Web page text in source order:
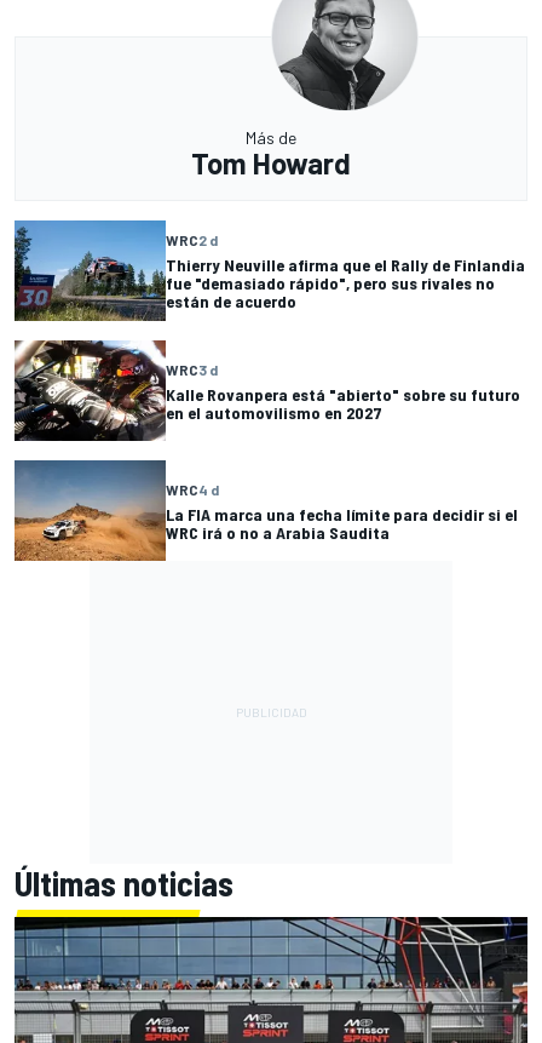
Más de
Tom Howard
WRC2 d
Thierry Neuville afirma que el Rally de Finlandia
fue "demasiado rápido", pero sus rivales no
están de acuerdo
WRC3 d
Kalle Rovanpera está "abierto" sobre su futuro
en el automovilismo en 2027
WRC4 d
La FIA marca una fecha límite para decidir si el
WRC irá o no a Arabia Saudita
Últimas noticias